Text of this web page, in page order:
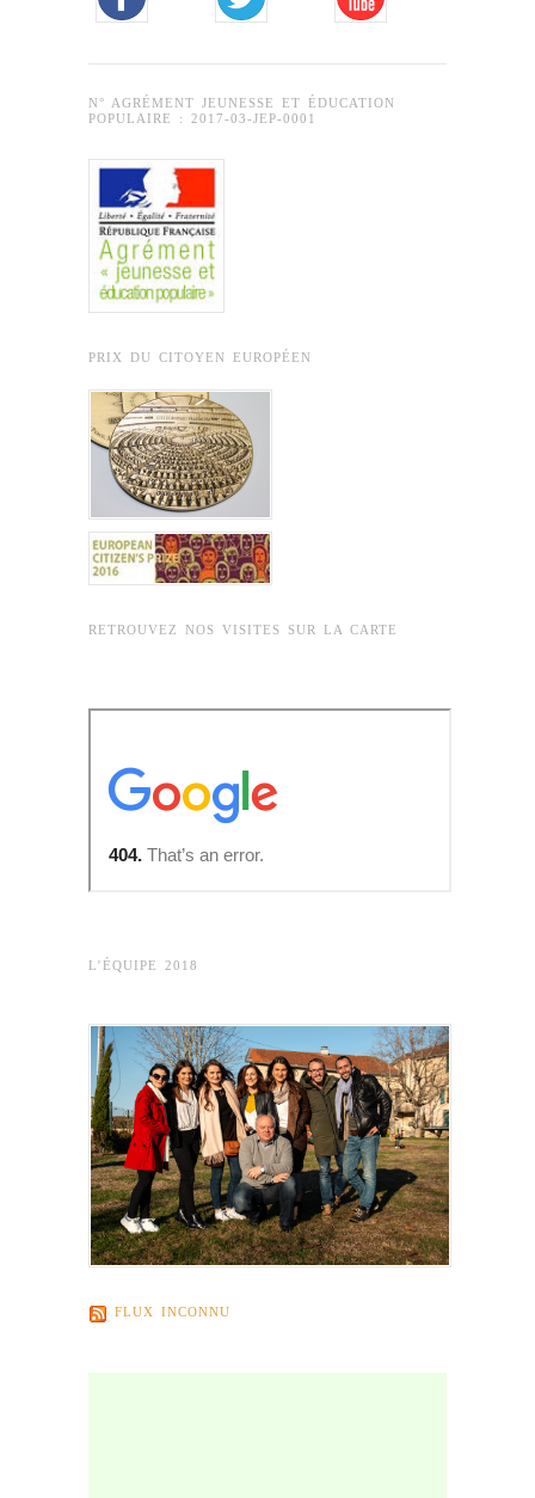
N° AGRÉMENT JEUNESSE ET ÉDUCATION
POPULAIRE : 2017-03-JEP-0001
PRIX DU CITOYEN EUROPÉEN
RETROUVEZ NOS VISITES SUR LA CARTE
L’ÉQUIPE 2018
FLUX INCONNU